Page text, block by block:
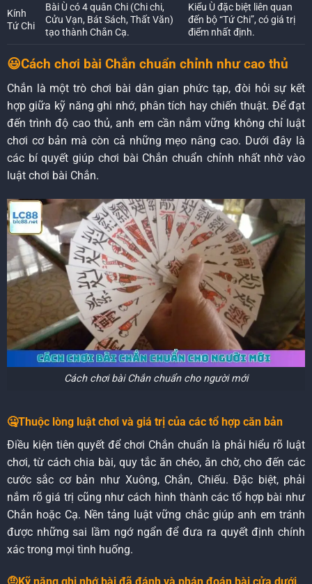
Kính
Tứ Chi
Bài Ù có 4 quân Chi (Chi chi,
Cửu Vạn, Bát Sách, Thất Văn)
tạo thành Chắn Cạ.
Kiểu Ù đặc biệt liên quan
đến bộ “Tứ Chi”, có giá trị
điểm nhất định.
😃Cách chơi bài Chắn chuẩn chỉnh như cao thủ
Chắn là một trò chơi bài dân gian phức tạp, đòi hỏi sự kết
hợp giữa kỹ năng ghi nhớ, phân tích hay chiến thuật. Để đạt
đến trình độ cao thủ, anh em cần nắm vững không chỉ luật
chơi cơ bản mà còn cả những mẹo nâng cao. Dưới đây là
các bí quyết giúp chơi bài Chắn chuẩn chỉnh nhất nhờ vào
luật chơi bài Chắn.
Cách chơi bài Chắn chuẩn cho người mới
🤐Thuộc lòng luật chơi và giá trị của các tổ hợp căn bản
Điều kiện tiên quyết để chơi Chắn chuẩn là phải hiểu rõ luật
chơi, từ cách chia bài, quy tắc ăn chéo, ăn chờ, cho đến các
cước sắc cơ bản như Xuông, Chắn, Chiếu. Đặc biệt, phải
nắm rõ giá trị cũng như cách hình thành các tổ hợp bài như
Chắn hoặc Cạ. Nền tảng luật vững chắc giúp anh em tránh
được những sai lầm ngớ ngẩn để đưa ra quyết định chính
xác trong mọi tình huống.